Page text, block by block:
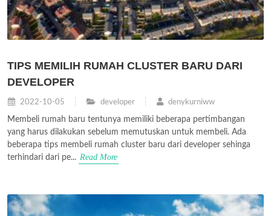
TIPS MEMILIH RUMAH CLUSTER BARU DARI
DEVELOPER
2022-10-05 developer denykurniww
Membeli rumah baru tentunya memiliki beberapa pertimbangan
yang harus dilakukan sebelum memutuskan untuk membeli. Ada
beberapa tips membeli rumah cluster baru dari developer sehinga
terhindari dari pe... Read More